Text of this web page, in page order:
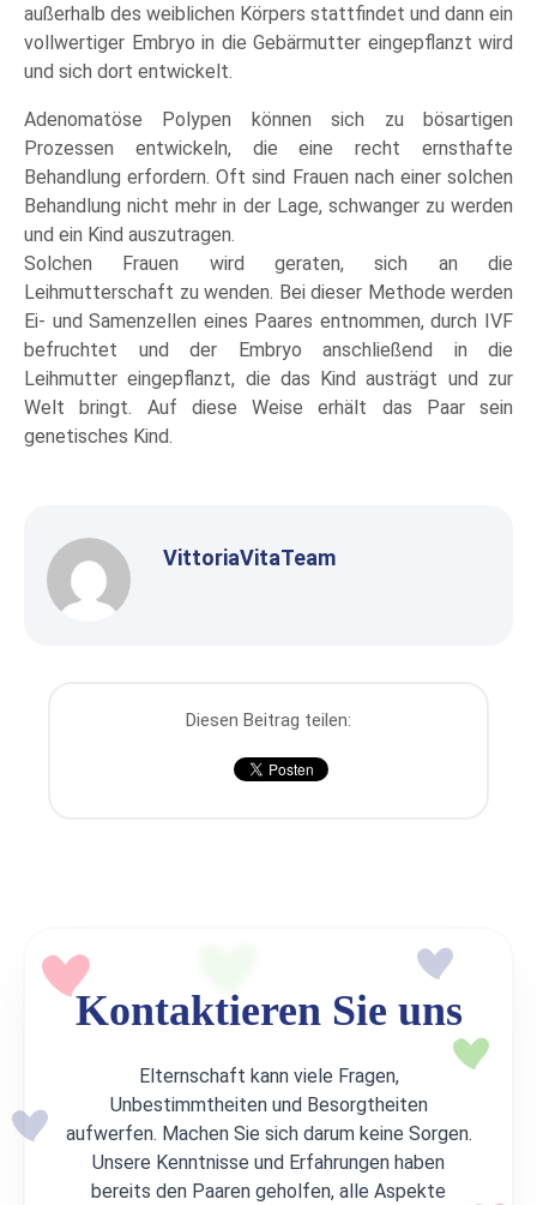
außerhalb des weiblichen Körpers stattfindet und dann ein
vollwertiger Embryo in die Gebärmutter eingepflanzt wird
und sich dort entwickelt.
Adenomatöse Polypen können sich zu bösartigen
Prozessen entwickeln, die eine recht ernsthafte
Behandlung erfordern. Oft sind Frauen nach einer solchen
Behandlung nicht mehr in der Lage, schwanger zu werden
und ein Kind auszutragen.
Solchen Frauen wird geraten, sich an die
Leihmutterschaft zu wenden. Bei dieser Methode werden
Ei- und Samenzellen eines Paares entnommen, durch IVF
befruchtet und der Embryo anschließend in die
Leihmutter eingepflanzt, die das Kind austrägt und zur
Welt bringt. Auf diese Weise erhält das Paar sein
genetisches Kind.
VittoriaVitaTeam
Diesen Beitrag teilen:
Kontaktieren Sie uns
Elternschaft kann viele Fragen,
Unbestimmtheiten und Besorgtheiten
aufwerfen. Machen Sie sich darum keine Sorgen.
Unsere Kenntnisse und Erfahrungen haben
bereits den Paaren geholfen, alle Aspekte